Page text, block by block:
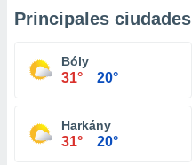
Principales ciudades
Bóly
31° 20°
Harkány
31° 20°